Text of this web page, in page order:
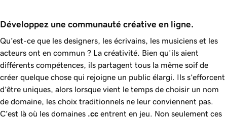
Développez une communauté créative en ligne.
Qu’est-ce que les designers, les écrivains, les musiciens et les
acteurs ont en commun ? La créativité. Bien qu’ils aient
différents compétences, ils partagent tous la même soif de
créer quelque chose qui rejoigne un public élargi. Ils s’efforcent
d’être uniques, alors lorsque vient le temps de choisir un nom
de domaine, les choix traditionnels ne leur conviennent pas.
C’est là où les domaines .cc entrent en jeu. Non seulement ces